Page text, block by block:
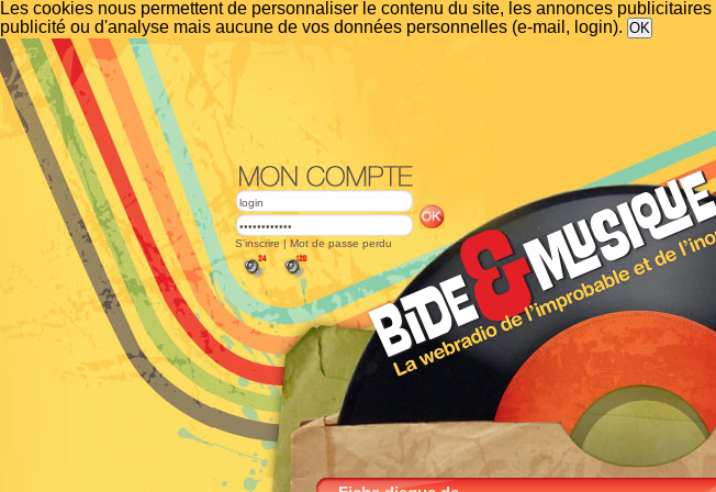
Les cookies nous permettent de personnaliser le contenu du site, les annonces
publicité ou d'analyse mais aucune de vos données personnelles (e-mail, login).
S'inscrire | Mot de passe perdu